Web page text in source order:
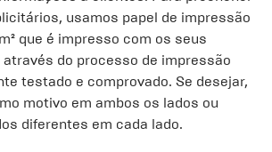
usamos papel de impressão
que é impresso com os seus
do processo de impressão
testado e comprovado. Se desejar,
motivo em ambos os lados ou
diferentes em cada lado.